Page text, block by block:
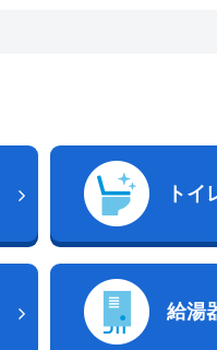
トイ
給湯